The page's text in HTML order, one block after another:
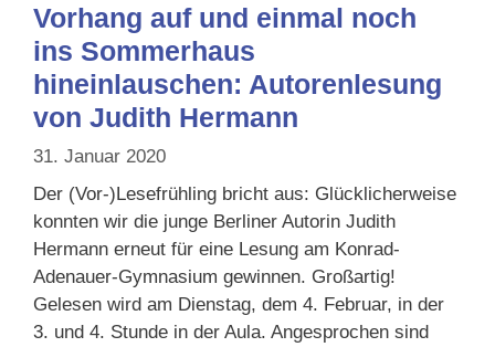
Vorhang auf und einmal noch
ins Sommerhaus
hineinlauschen: Autorenlesung
von Judith Hermann
31. Januar 2020
Der (Vor-)Lesefrühling bricht aus: Glücklicherweise
konnten wir die junge Berliner Autorin Judith
Hermann erneut für eine Lesung am Konrad-
Adenauer-Gymnasium gewinnen. Großartig!
Gelesen wird am Dienstag, dem 4. Februar, in der
3. und 4. Stunde in der Aula. Angesprochen sind